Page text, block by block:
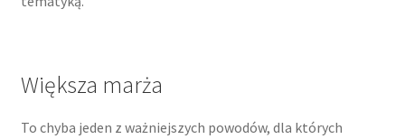
Większa marża
To chyba jeden z ważniejszych powodów, dla których